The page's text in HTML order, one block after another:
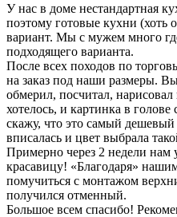
У нас в доме нестандартная
поэтому готовые кухни
вариант. Мы с мужем много
подходящего варианта.
После всех походов по
на заказ под наши размеры.
обмерил, посчитал,
хотелось, и картинка в
скажу, что это самый
вписалась и цвет выбрала
Примерно через 2 недели
красавицу! «Благодаря»
помучиться с монтажом
получился отменный.
Большое всем спасибо!